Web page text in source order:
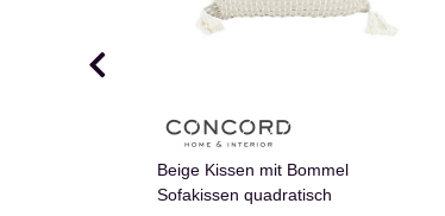
Beige Kissen mit Bommel
Sofakissen quadratisch